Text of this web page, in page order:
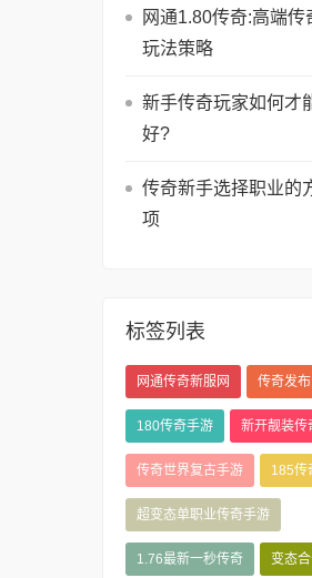
网通1.80传奇:高端传
玩法策略
新手传奇玩家如何才
好?
传奇新手选择职业的
项
标签列表
网通传奇新服网 传奇发
180传奇手游 新开靓装传
传奇世界复古手游 185传
超变态单职业传奇手游
1.76最新一秒传奇 变态